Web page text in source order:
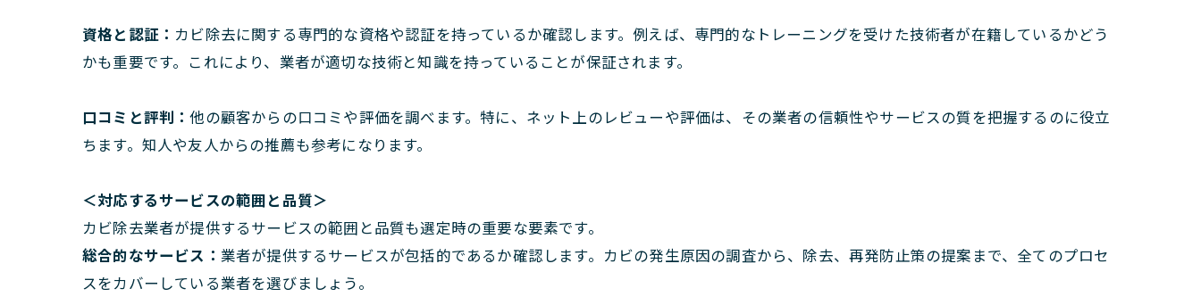
資格と認証： カビ除去に関する専門的な資格や認証を持っているか確認します。例えば、専門的なトレーニングを受けた技術者が在籍しているかどう
かも重要です。これにより、業者が適切な技術と知識を持っていることが保証されます。
口コミと評判：他の顧客からの口コミや評価を調べます。特に、ネット上のレビューや評価は、その業者の信頼性やサービスの質を把握するのに役立
ちます。知人や友人からの推薦も参考になります。
＜対応するサービスの範囲と品質＞
カビ除去業者が提供するサービスの範囲と品質も選定時の重要な要素です。
総合的なサービス： 業者が提供するサービスが包括的であるか確認します。カビの発生原因の調査から、除去、再発防止策の提案まで、全てのプロセ
スをカバーしている業者を選びましょう。